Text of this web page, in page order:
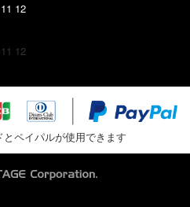
11 12
11 12
ペイパルが使用できます